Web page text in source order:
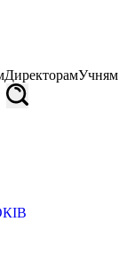
ДиректорамУчням